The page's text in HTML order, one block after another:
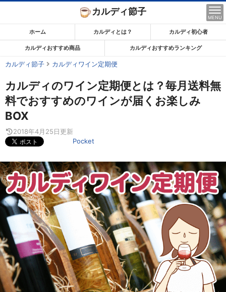
ン
ま
で
ス
キ
ッ
プ
す
カルディ節子
MENU
ホーム カルディとは？ カルディ初心者
カルディおすすめ商品 カルディおすすめランキング
カルディ節子 カルディワイン定期便
カルディのワイン定期便とは？毎月送料無
料でおすすめのワインが届くお楽しみ
BOX
2018年4月25日更新
Pocket